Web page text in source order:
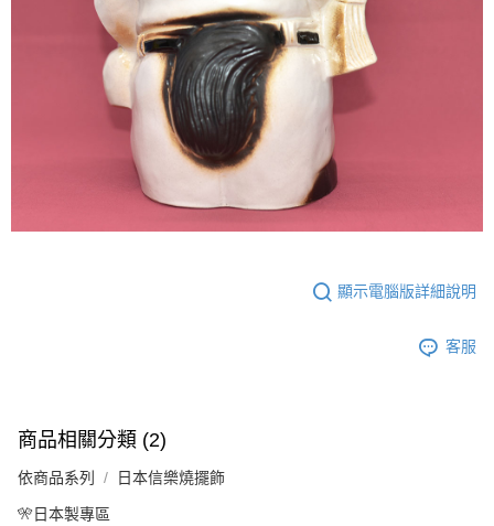
顯示電腦版詳細說明
客服
商品相關分類 (2)
依商品系列 日本信樂燒擺飾
🎌日本製專區